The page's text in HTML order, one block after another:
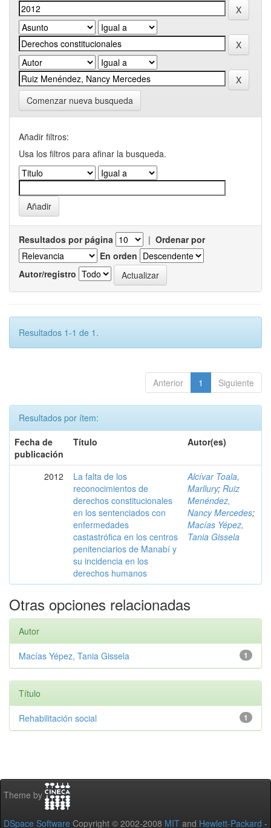
Comenzar nueva busqueda
Añadir filtros:
Usa los filtros para afinar la busqueda.
Resultados por página | Ordenar por
En orden
Autor/registro
Resultados 1-1 de 1.
Anterior 1 Siguiente
Resultados por ítem:
Fecha de
publicación
Título Autor(es)
2012
La falta de los
reconocimientos de
derechos constitucionales
en los sentenciados con
enfermedades
castastrófica en los centros
penitenciarios de Manabí y
su incidencia en los
derechos humanos
Alcívar Toala,
Marllury; Ruiz
Menéndez,
Nancy Mercedes;
Macías Yépez,
Tania Gissela
Otras opciones relacionadas
Autor
1
Macías Yépez, Tania Gissela
Título
1
Rehabilitación social
Theme by
DSpace Software Copyright © 2002-2008 MIT and Hewlett-Packard -